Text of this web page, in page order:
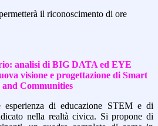
il riconoscimento di ore
analisi di BIG DATA ed EYE
visione e progettazione di Smart
and Communities
di educazione STEM e di
nella realtà civica. Si propone di